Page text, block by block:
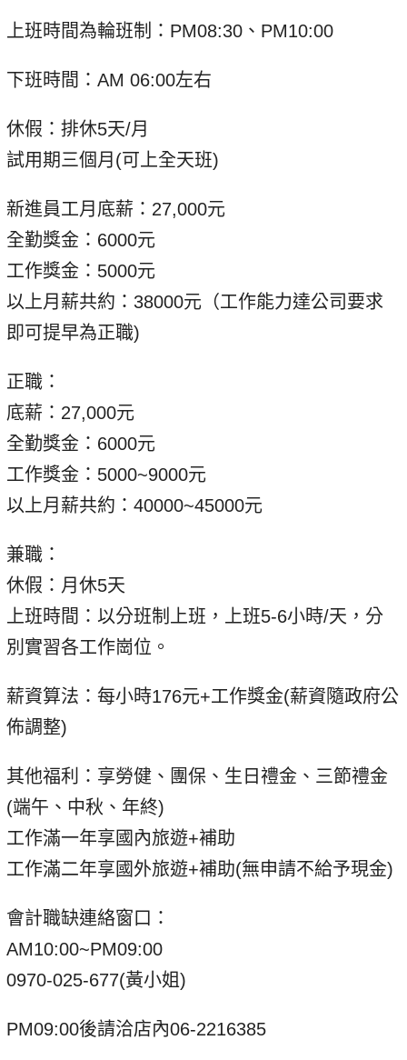
上班時間為輪班制：PM08:30、PM10:00
下班時間：AM 06:00左右
休假：排休5天/月
試用期三個月(可上全天班)
新進員工月底薪：27,000元
全勤獎金：6000元
工作獎金：5000元
以上月薪共約：38000元（工作能力達公司要求
即可提早為正職)
正職：
底薪：27,000元
全勤獎金：6000元
工作獎金：5000~9000元
以上月薪共約：40000~45000元
兼職：
休假：月休5天
上班時間：以分班制上班，上班5-6小時/天，分
別實習各工作崗位。
薪資算法：每小時176元+工作獎金(薪資隨政府公
佈調整)
其他福利：享勞健、團保、生日禮金、三節禮金
(端午、中秋、年終)
工作滿一年享國內旅遊+補助
工作滿二年享國外旅遊+補助(無申請不給予現金)
會計職缺連絡窗口：
AM10:00~PM09:00
0970-025-677(黃小姐)
PM09:00後請洽店內06-2216385